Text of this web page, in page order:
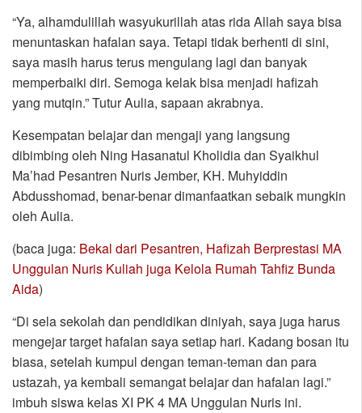
“Ya, alhamdulillah wasyukurillah atas rida Allah saya bisa
menuntaskan hafalan saya. Tetapi tidak berhenti di sini,
saya masih harus terus mengulang lagi dan banyak
memperbaiki diri. Semoga kelak bisa menjadi hafizah
yang mutqin.” Tutur Aulia, sapaan akrabnya.
Kesempatan belajar dan mengaji yang langsung
dibimbing oleh Ning Hasanatul Kholidia dan Syaikhul
Ma’had Pesantren Nuris Jember, KH. Muhyiddin
Abdusshomad, benar-benar dimanfaatkan sebaik mungkin
oleh Aulia.
(baca juga: Bekal dari Pesantren, Hafizah Berprestasi MA
Unggulan Nuris Kuliah juga Kelola Rumah Tahfiz Bunda
Aida)
“Di sela sekolah dan pendidikan diniyah, saya juga harus
mengejar target hafalan saya setiap hari. Kadang bosan itu
biasa, setelah kumpul dengan teman-teman dan para
ustazah, ya kembali semangat belajar dan hafalan lagi.”
imbuh siswa kelas XI PK 4 MA Unggulan Nuris ini.